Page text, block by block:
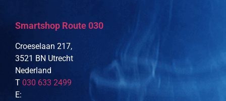
Smartshop Route 030
Croeselaan 217,
3521 BN Utrecht
Nederland
T 030 633 2499
E: